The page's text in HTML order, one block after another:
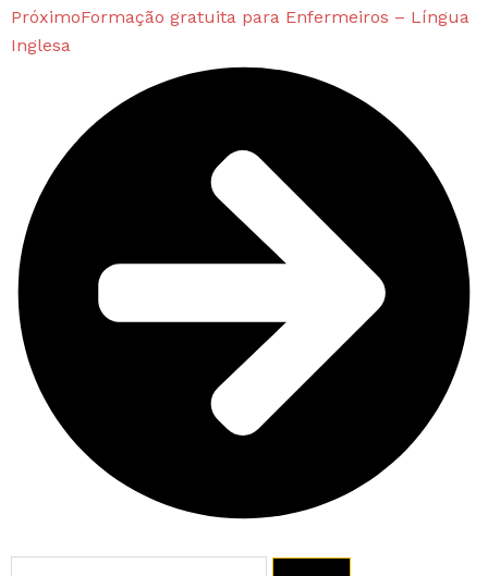
PróximoFormação gratuita para Enfermeiros – Língua
Inglesa